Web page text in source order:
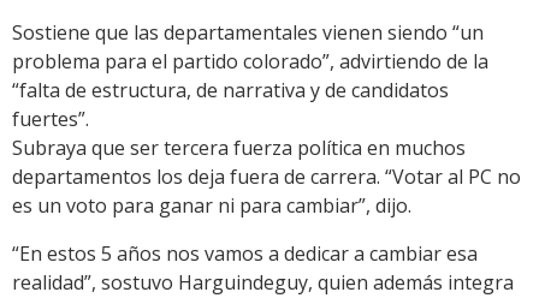
Sostiene que las departamentales vienen siendo “un
problema para el partido colorado”, advirtiendo de la
“falta de estructura, de narrativa y de candidatos
fuertes”.
Subraya que ser tercera fuerza política en muchos
departamentos los deja fuera de carrera. “Votar al PC no
es un voto para ganar ni para cambiar”, dijo.
“En estos 5 años nos vamos a dedicar a cambiar esa
realidad”, sostuvo Harguindeguy, quien además integra